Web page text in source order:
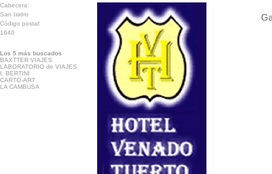
Cabecera:
San Isidro
Código postal:
1640
Los 5 más buscados
BAXTTER VIAJES
LABORATORIO de VIAJES
I. BERTINI
CARTO-ART
LA CAMBUSA